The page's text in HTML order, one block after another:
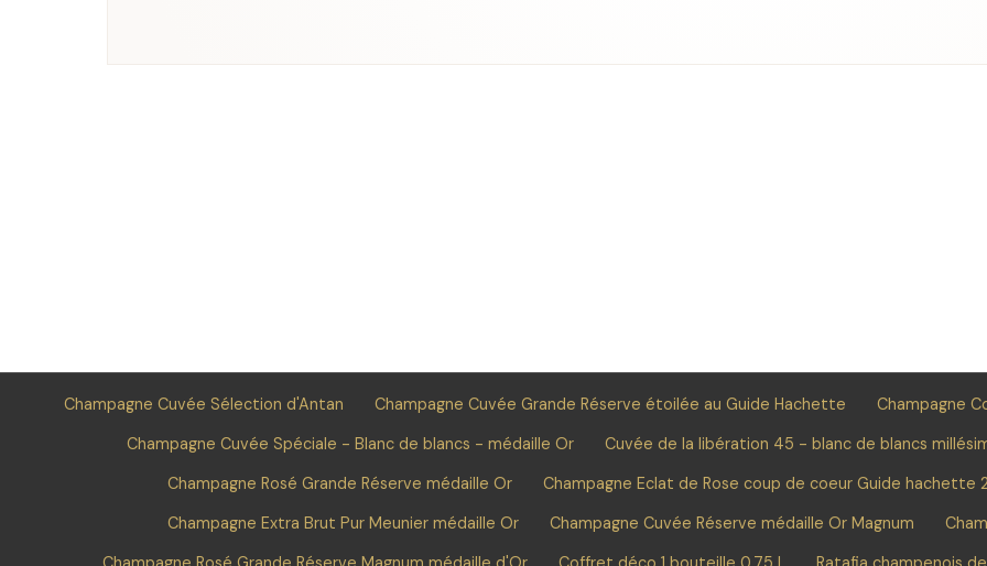
Champagne Cuvée Sélection d'Antan Champagne Cuvée Grande Réserve étoilée au Guide Hachette
Champagne
Champagne Cuvée Spéciale - Blanc de blancs - médaille Or
Cuvée de la libération 45 - blanc de blancs
Champagne Rosé Grande Réserve médaille Or
Champagne Eclat de Rose coup de coeur Guide hachette
Champagne Extra Brut Pur Meunier médaille Or
Champagne Cuvée Réserve médaille Or Magnum